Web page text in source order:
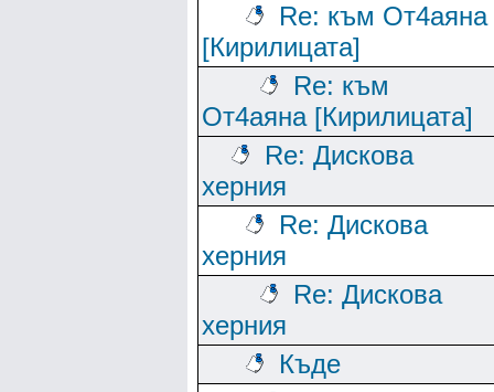
Re: към От4аяна
[Кирилицата]
Re: към
От4аяна [Кирилицата]
Re: Дискова
херния
Re: Дискова
херния
Re: Дискова
херния
Къде